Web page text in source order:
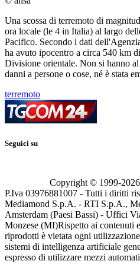
Una scossa di terremoto di
ora locale (le 4 in Italia) al largo
Pacifico. Secondo i dati
ha avuto ipocentro a circa 540 km
Divisione orientale. Non si hanno
danni a persone o cose, né è stata
terremoto
Seguici su
Copyright © 1999-2026
P.Iva 03976881007 - Tutti i diritti
Mediamond S.p.A. - RTI S.p.A.,
Amsterdam (Paesi Bassi) - Uffici
Monzese (MI)Rispetto ai contenuti
riprodotti è vietata ogni
sistemi di intelligenza artificiale
espresso di utilizzare mezzi